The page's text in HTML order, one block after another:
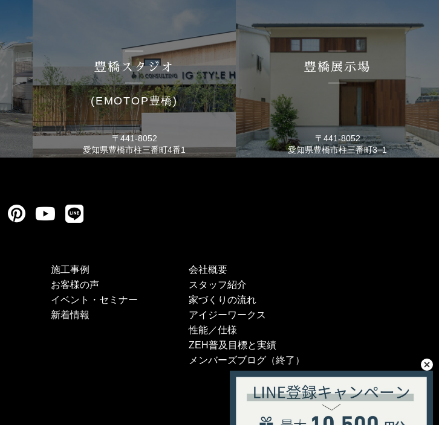
豊橋スタジオ
(EMOTOP豊橋)
〒441-8052
愛知県豊橋市柱三番町4番1
豊橋展示場
〒441-8052
愛知県豊橋市柱三番町3−1
施工事例
お客様の声
イベント・セミナー
新着情報
会社概要
スタッフ紹介
家づくりの流れ
アイジーワークス
性能／仕様
ZEH普及目標と実績
メンバーズブログ（終了）